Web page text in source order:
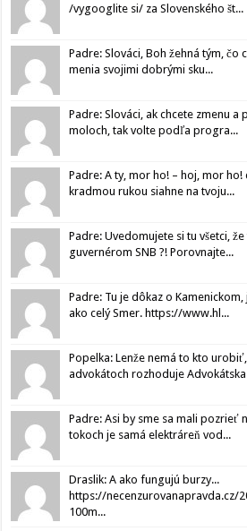
/vygooglite si/ za Slovenského št...
Padre: Slováci, Boh žehná tým, čo
menia svojimi dobrými sku...
Padre: Slováci, ak chcete zmenu
moloch, tak volte podľa progra...
Padre: A ty, mor ho! – hoj, mor
kradmou rukou siahne na tvoju...
Padre: Uvedomujete si tu všetci,
guvernérom SNB ?! Porovnajte...
Padre: Tu je dôkaz o
ako celý Smer. https://www.hl...
Popelka: Lenže nemá to kto
advokátoch rozhoduje Advokátska
Padre: Asi by sme sa mali pozrieť
tokoch je samá elektráreň vod...
Draslik: A ako fungujú burzy...
https://necenzurovanapravda.cz/
100m...